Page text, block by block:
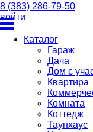
8 (383) 286-79-50
войти
Каталог
Гараж
Дача
Дом с
Квартира
Комната
Коттедж
Таунхаус